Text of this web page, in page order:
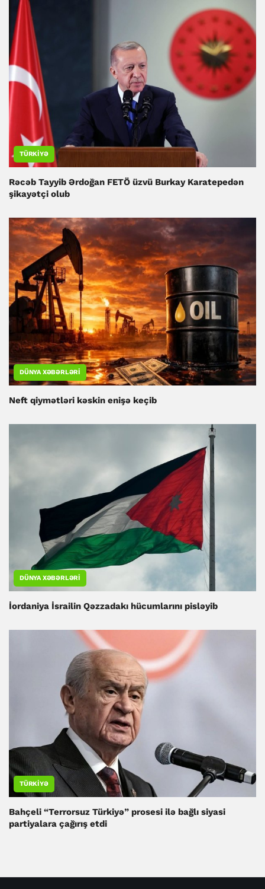
TÜRKIYƏ
Rəcəb Tayyib Ərdoğan FETÖ üzvü Burkay Karatepedən
şikayətçi olub
DÜNYA XƏBƏRLƏRI
Neft qiymətləri kəskin enişə keçib
DÜNYA XƏBƏRLƏRI
İordaniya İsrailin Qəzzadakı hücumlarını pisləyib
TÜRKIYƏ
Bahçeli “Terrorsuz Türkiyə” prosesi ilə bağlı siyasi
partiyalara çağırış etdi